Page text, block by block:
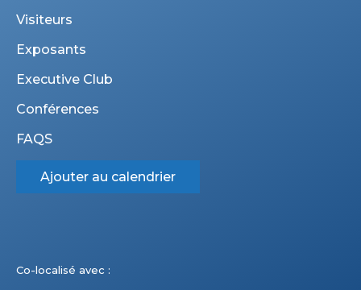
Visiteurs
Exposants
Executive Club
Conférences
FAQS
Ajouter au calendrier
Co-localisé avec :